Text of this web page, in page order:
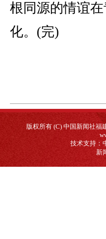
根同源的情谊
化。(完)
版权所有 (C) 中国新闻社
技术支持：
新